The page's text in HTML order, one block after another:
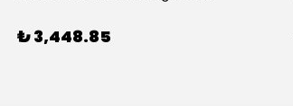
₺ 3,448.85